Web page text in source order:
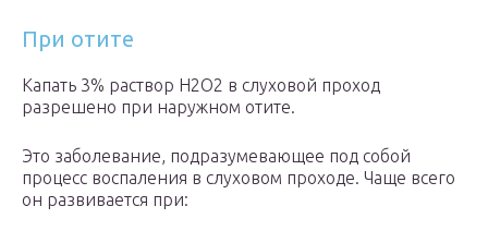
При отите
Капать 3% раствор Н2О2 в слуховой проход
разрешено при наружном отите.
Это заболевание, подразумевающее под собой
процесс воспаления в слуховом проходе. Чаще всего
он развивается при: